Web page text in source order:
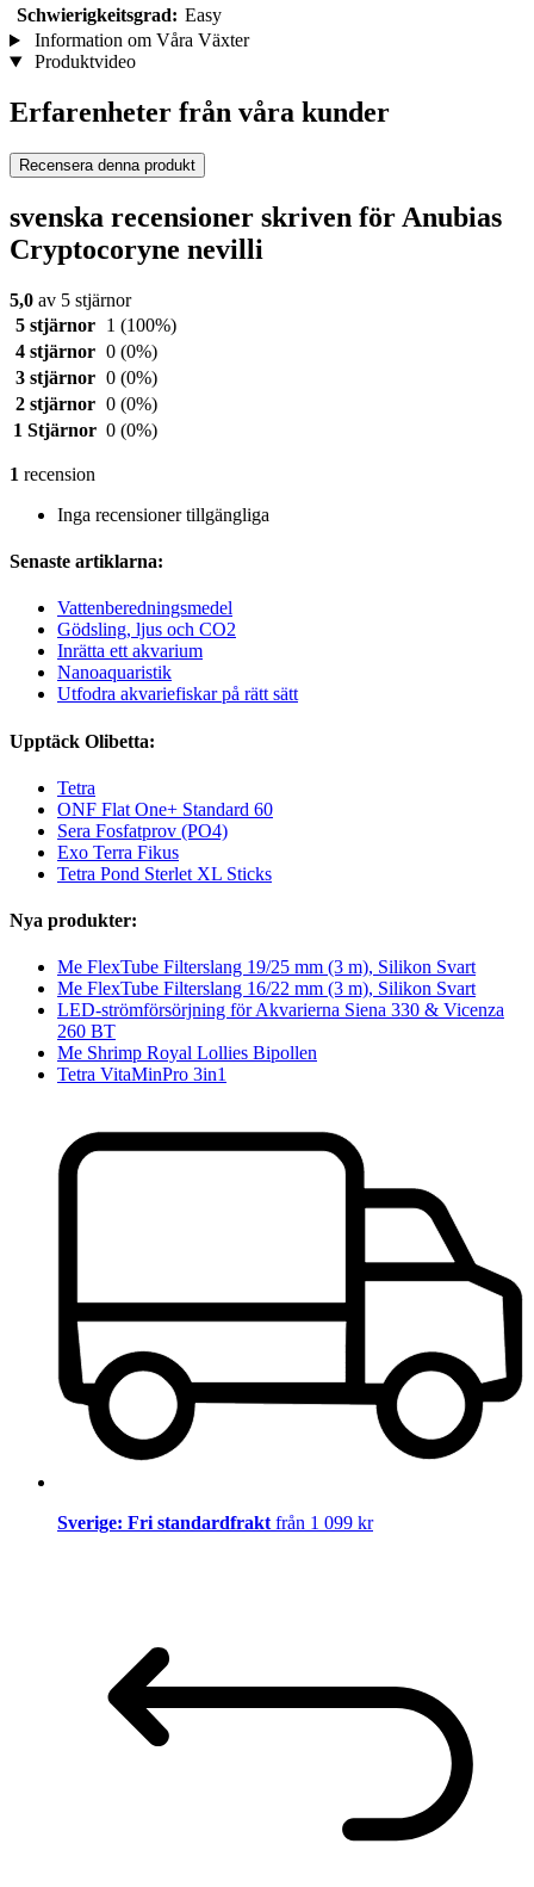
Schwierigkeitsgrad: Easy
Information om Våra Växter
Produktvideo
Erfarenheter från våra kunder
Recensera denna produkt
svenska recensioner skriven för Anubias
Cryptocoryne nevilli
5,0 av 5 stjärnor
5 stjärnor
1 (100%)
4 stjärnor 0 (0%)
3 stjärnor 0 (0%)
2 stjärnor 0 (0%)
1 Stjärnor 0 (0%)
1 recension
Inga recensioner tillgängliga
Senaste artiklarna:
Vattenberedningsmedel
Gödsling, ljus och CO2
Inrätta ett akvarium
Nanoaquaristik
Utfodra akvariefiskar på rätt sätt
Upptäck Olibetta:
Tetra
ONF Flat One+ Standard 60
Sera Fosfatprov (PO4)
Exo Terra Fikus
Tetra Pond Sterlet XL Sticks
Nya produkter:
Me FlexTube Filterslang 19/25 mm (3 m), Silikon Svart
Me FlexTube Filterslang 16/22 mm (3 m), Silikon Svart
LED-strömförsörjning för Akvarierna Siena 330 & Vicenza
260 BT
Me Shrimp Royal Lollies Bipollen
Tetra VitaMinPro 3in1
Sverige: Fri standardfrakt från 1 099 kr